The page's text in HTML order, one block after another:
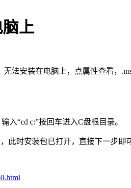
上
法安装在电脑上，点属性查看，
入“cd c:”按回车进入C盘根目录。
此时安装包已打开，直接下一步即